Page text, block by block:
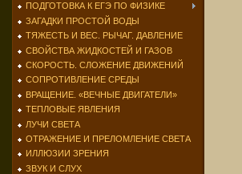
ПОДГОТОВКА К ЕГЭ ПО ФИЗИКЕ
ЗАГАДКИ ПРОСТОЙ ВОДЫ
ТЯЖЕСТЬ И ВЕС. РЫЧАГ. ДАВЛЕНИЕ
СВОЙСТВА ЖИДКОСТЕЙ И ГАЗОВ
СКОРОСТЬ. СЛОЖЕНИЕ ДВИЖЕНИЙ
СОПРОТИВЛЕНИЕ СРЕДЫ
ВРАЩЕНИЕ. «ВЕЧНЫЕ ДВИГАТЕЛИ»
ТЕПЛОВЫЕ ЯВЛЕНИЯ
ЛУЧИ СВЕТА
ОТРАЖЕНИЕ И ПРЕЛОМЛЕНИЕ СВЕТА
ИЛЛЮЗИИ ЗРЕНИЯ
ЗВУК И СЛУХ